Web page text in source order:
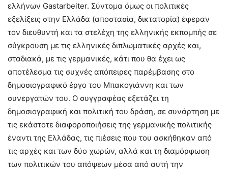
ελλήνων Gastarbeiter. Σύντομα όμως οι πολιτικές
εξελίξεις στην Ελλάδα (αποστασία, δικτατορία) έφεραν
τον διευθυντή και τα στελέχη της ελληνικής εκπομπής σε
σύγκρουση με τις ελληνικές διπλωματικές αρχές και,
σταδιακά, με τις γερμανικές, κάτι που θα έχει ως
αποτέλεσμα τις συχνές απόπειρες παρέμβασης στο
δημοσιογραφικό έργο του Μπακογιάννη και των
συνεργατών του. Ο συγγραφέας εξετάζει τη
δημοσιογραφική και πολιτική του δράση, σε συνάρτηση με
τις εκάστοτε διαφοροποιήσεις της γερμανικής πολιτικής
έναντι της Ελλάδας, τις πιέσεις που του ασκήθηκαν από
τις αρχές και των δύο χωρών, αλλά και τη διαμόρφωση
των πολιτικών του απόψεων μέσα από αυτή την